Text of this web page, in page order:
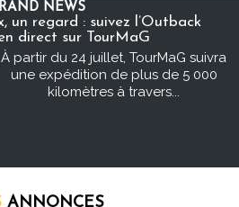
NEWS
un regard : suivez l’Outback
direct sur TourMaG
À partir du 24 juillet, TourMaG suivra
une expédition de plus de 5 000
kilomètres à travers...
ANNONCES